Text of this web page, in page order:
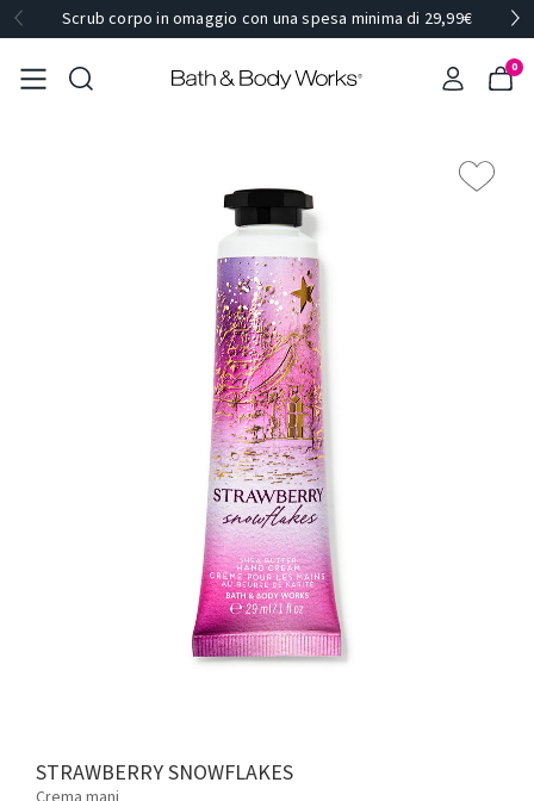
Scrub corpo in omaggio con una spesa minima di 29,99€
0
STRAWBERRY SNOWFLAKES